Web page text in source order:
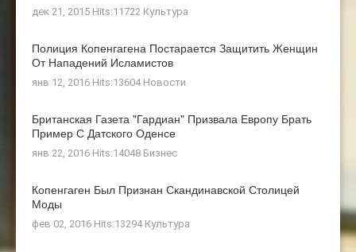
дек 21, 2015 Hits:11722 Культура
Полиция Копенгагена Постарается Защитить Женщин
От Нападений Исламистов
янв 12, 2016 Hits:13604 Новости
Британская Газета "Гардиан" Призвала Европу Брать
Пример С Датского Оденсе
янв 22, 2016 Hits:14048 Бизнес
Копенгаген Был Признан Скандинавской Столицей
Моды
фев 02, 2016 Hits:13294 Культура